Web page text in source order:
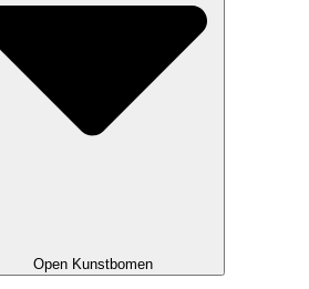
Open Kunstbomen